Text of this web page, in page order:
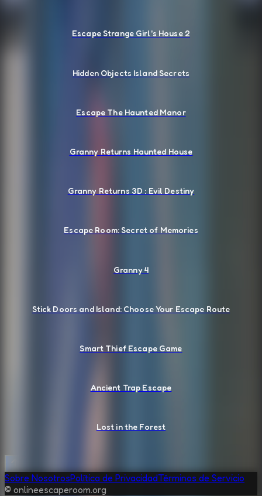
Escape Strange Girl's House 2
Hidden Objects Island Secrets
Escape The Haunted Manor
Granny Returns Haunted House
Granny Returns 3D : Evil Destiny
Escape Room: Secret of Memories
Granny 4
Stick Doors and Island: Choose Your Escape Route
Smart Thief Escape Game
Ancient Trap Escape
Lost in the Forest
Sobre NosotrosPolítica de PrivacidadTérminos de Servicio
© onlineescaperoom.org